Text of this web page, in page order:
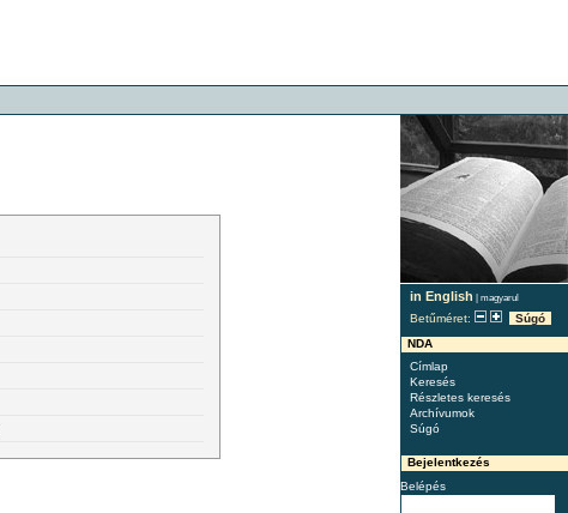
in English | magyarul
Betűméret:
Súgó
NDA
Címlap
Keresés
Részletes keresés
Archívumok
Súgó
Bejelentkezés
Belépés